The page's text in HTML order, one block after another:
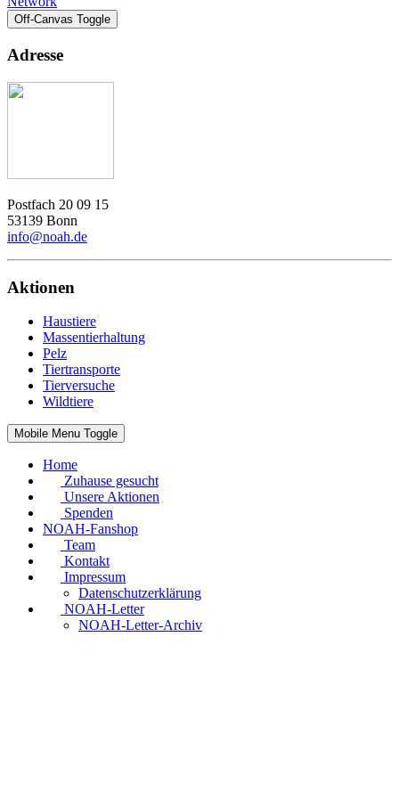
Off-Canvas Toggle
Adresse
Postfach 20 09 15
53139 Bonn
info@noah.de
Aktionen
Haustiere
Massentierhaltung
Pelz
Tiertransporte
Tierversuche
Wildtiere
Mobile Menu Toggle
Home
Zuhause gesucht
Unsere Aktionen
Spenden
NOAH-Fanshop
Team
Kontakt
Impressum
Datenschutzerklärung
NOAH-Letter
NOAH-Letter-Archiv